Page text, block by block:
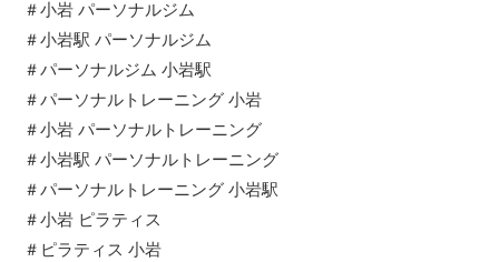
＃小岩 パーソナルジム
＃小岩駅 パーソナルジム
＃パーソナルジム 小岩駅
＃パーソナルトレーニング 小岩
＃小岩 パーソナルトレーニング
＃小岩駅 パーソナルトレーニング
＃パーソナルトレーニング 小岩駅
＃小岩 ピラティス
＃ピラティス 小岩